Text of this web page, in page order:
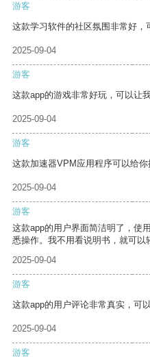
游客
这款学习软件的社区氛围非常好，
2025-09-04
游客
这款app的游戏非常好玩，可以让
2025-09-04
游客
这款加速器VPM应用程序可以给你
2025-09-04
游客
这款app的用户界面简洁明了，使
悉操作。我不用看说明书，就可以
2025-09-04
游客
这款app的用户评论非常真实，可
2025-09-04
游客